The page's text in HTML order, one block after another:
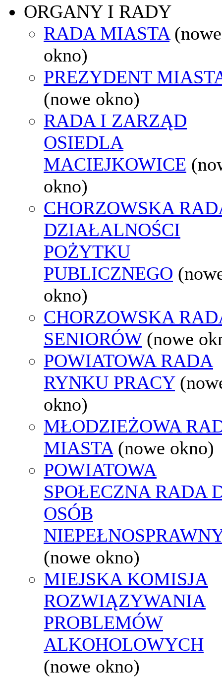
ORGANY I RADY
RADA MIASTA (nowe
okno)
PREZYDENT
(nowe okno)
RADA I ZARZĄD
OSIEDLA
MACIEJKOWICE
okno)
CHORZOWSKA
DZIAŁALNOŚCI
POŻYTKU
PUBLICZNEGO
okno)
CHORZOWSKA
SENIORÓW (nowe
POWIATOWA RADA
RYNKU PRACY
okno)
MŁODZIEŻOWA
MIASTA (nowe okno)
POWIATOWA
SPOŁECZNA RADA
OSÓB
(nowe okno)
MIEJSKA KOMISJA
ROZWIĄZYWANIA
PROBLEMÓW
ALKOHOLOWYCH
(nowe okno)